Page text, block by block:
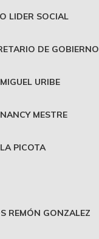
LIDER SOCIAL
DE GOBIERNO
URIBE
MESTRE
PICOTA
REMÓN GONZALEZ